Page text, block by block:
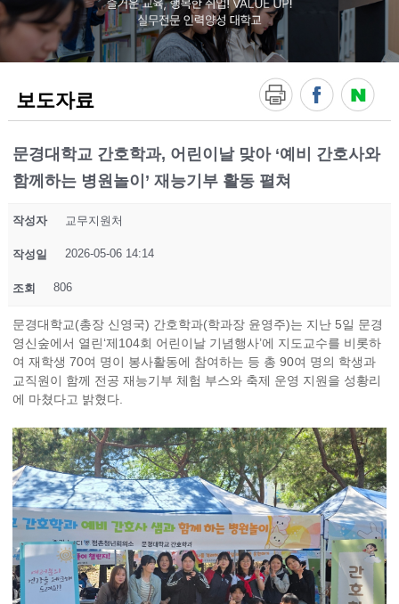
!
V
A
L
실
무
전
보도자료
문경대학교 간호학과, 어린이날 맞아 ‘예비 간호사와
함께하는 병원놀이’ 재능기부 활동 펼쳐
작성자 교무지원처
작성일 2026-05-06 14:14
조회 806
문경대학교(총장 신영국) 간호학과(학과장 윤영주)는 지난 5일 문경
영신숲에서 열린‘제104회 어린이날 기념행사’에 지도교수를 비롯하
여 재학생 70여 명이 봉사활동에 참여하는 등 총 90여 명의 학생과
교직원이 함께 전공 재능기부 체험 부스와 축제 운영 지원을 성황리
에 마쳤다고 밝혔다.